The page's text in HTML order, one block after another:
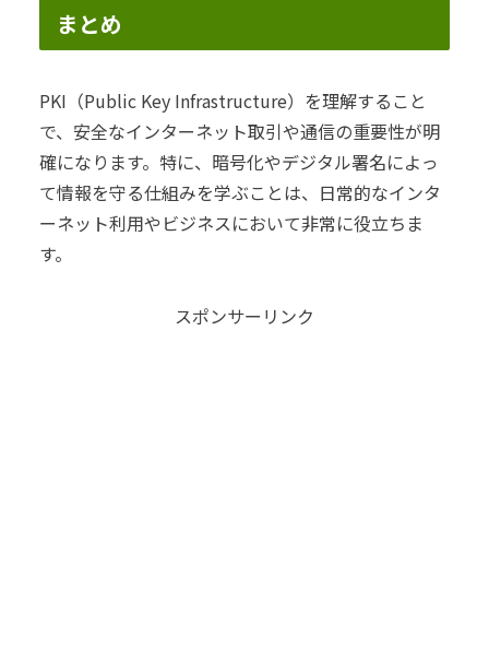
まとめ
PKI（Public Key Infrastructure）を理解すること
で、安全なインターネット取引や通信の重要性が明
確になります。特に、暗号化やデジタル署名によっ
て情報を守る仕組みを学ぶことは、日常的なインタ
ーネット利用やビジネスにおいて非常に役立ちま
す。
スポンサーリンク